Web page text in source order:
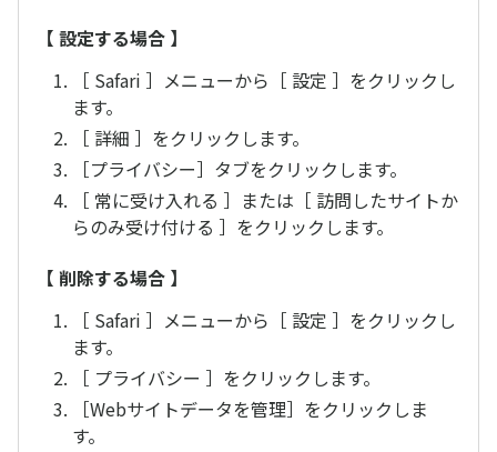
【 設定する場合 】
［ Safari ］メニューから［ 設定 ］をクリックし
ます。
［ 詳細 ］をクリックします。
［プライバシー］タブをクリックします。
［ 常に受け入れる ］または［ 訪問したサイトか
らのみ受け付ける ］をクリックします。
【 削除する場合 】
［ Safari ］メニューから［ 設定 ］をクリックし
ます。
［ プライバシー ］をクリックします。
［Webサイトデータを管理］をクリックしま
す。